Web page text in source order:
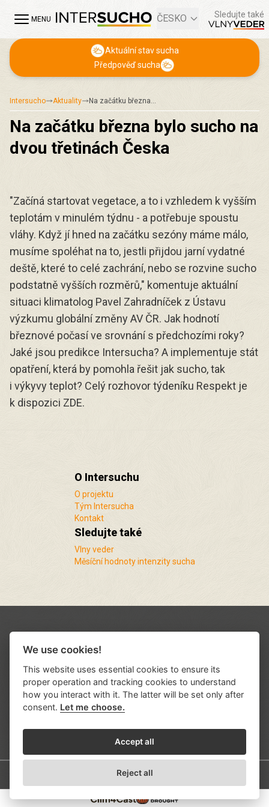
MENU ČESKO Sledujte také
Aktuální stav sucha
Předpověď sucha
Intersucho Aktuality Na začátku března…
Na začátku března bylo sucho na
dvou třetinách Česka
"Začíná startovat vegetace, a to i vzhledem k vyšším
teplotám v minulém týdnu - a potřebuje spoustu
vláhy. Když jí hned na začátku sezóny máme málo,
musíme spoléhat na to, jestli přijdou jarní vydatné
deště, které to celé zachrání, nebo se rozvine sucho
podstatně vyšších rozměrů," komentuje aktuální
situaci klimatolog Pavel Zahradníček z Ústavu
výzkumu globální změny AV ČR. Jak hodnotí
březnové počasí ve srovnání s předchozími roky?
Jaké jsou predikce Intersucha? A implementuje stát
opatření, která by pomohla řešit jak sucho, tak
i výkyvy teplot? Celý rozhovor týdeníku Respekt je
k dispozici ZDE.
O Intersuchu
O projektu
Tým Intersucha
Kontakt
Sledujte také
Vlny veder
Měsíční hodnoty intenzity sucha
Ústav výzkumu globální změny AV ČR, v.v.i.
We use cookies!
This website uses essential cookies to ensure its
proper operation and tracking cookies to understand
how you interact with it. The latter will be set only after
consent. Let me choose.
Accept all
Reject all